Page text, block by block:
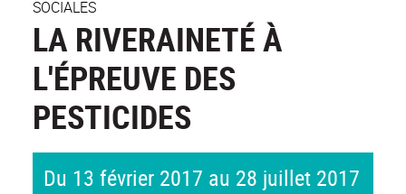
SOCIALES
LA RIVERAINETÉ À
L'ÉPREUVE DES
PESTICIDES
Du 13 février 2017 au 28 juillet 2017